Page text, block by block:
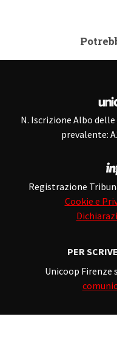
N. Iscrizione Albo
prevalente:
Registrazione
Cookie e
PER
Unicoop Firenze